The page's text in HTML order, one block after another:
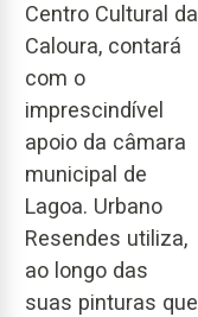
Centro Cultural da
Caloura, contará
com o
imprescindível
apoio da câmara
municipal de
Lagoa. Urbano
Resendes utiliza,
ao longo das
suas pinturas que